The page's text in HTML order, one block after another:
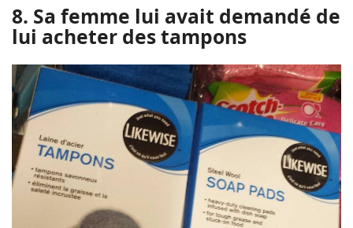
8. Sa femme lui avait demandé de
lui acheter des tampons